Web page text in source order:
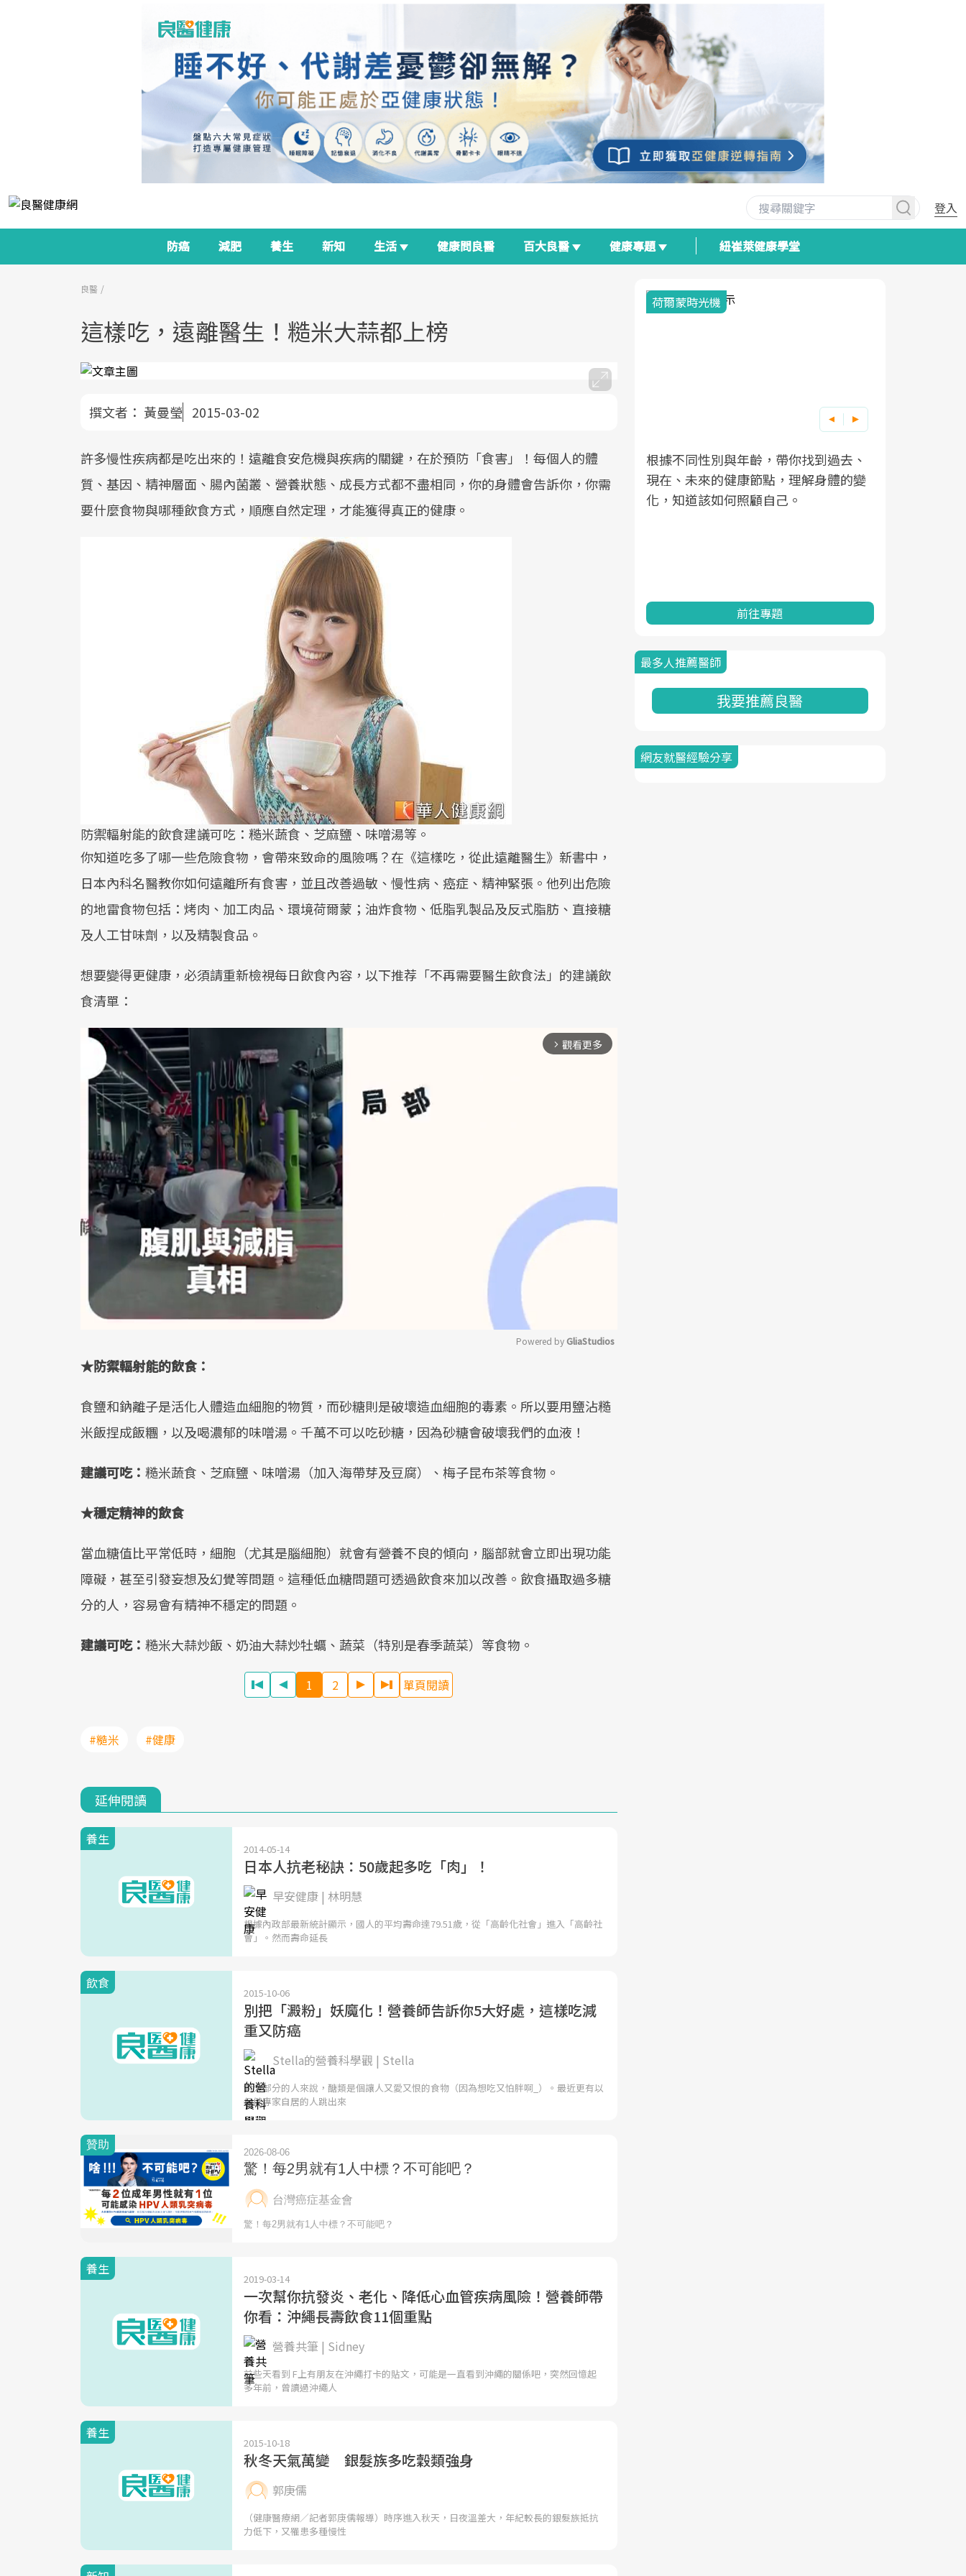
登入
防癌 減肥 養生 新知 生活 健康問良醫 百大良醫 健康專題 紐崔萊健康學堂
良醫
這樣吃，遠離醫生！糙米大蒜都上榜
撰文者： 黃曼瑩 2015-03-02
許多慢性疾病都是吃出來的！遠離食安危機與疾病的關鍵，在於預防「食害」！每個人的體
質、基因、精神層面、腸內菌叢、營養狀態、成長方式都不盡相同，你的身體會告訴你，你需
要什麼食物與哪種飲食方式，順應自然定理，才能獲得真正的健康。
防禦輻射能的飲食建議可吃：糙米蔬食、芝麻鹽、味噌湯等。
你知道吃多了哪一些危險食物，會帶來致命的風險嗎？在《這樣吃，從此遠離醫生》新書中，
日本內科名醫教你如何遠離所有食害，並且改善過敏、慢性病、癌症、精神緊張。他列出危險
的地雷食物包括：烤肉、加工肉品、環境荷爾蒙；油炸食物、低脂乳製品及反式脂肪、直接糖
及人工甘味劑，以及精製食品。
想要變得更健康，必須請重新檢視每日飲食內容，以下推荐「不再需要醫生飲食法」的建議飲
食清單：
arrow_forward_ios 觀看更多
Powered by GliaStudios
★防禦輻射能的飲食：
食鹽和鈉離子是活化人體造血細胞的物質，而砂糖則是破壞造血細胞的毒素。所以要用鹽沾糙
米飯捏成飯糰，以及喝濃郁的味噌湯。千萬不可以吃砂糖，因為砂糖會破壞我們的血液！
建議可吃： 糙米蔬食、芝麻鹽、味噌湯（加入海帶芽及豆腐）、梅子昆布茶等食物。
★穩定精神的飲食
當血糖值比平常低時，細胞（尤其是腦細胞）就會有營養不良的傾向，腦部就會立即出現功能
障礙，甚至引發妄想及幻覺等問題。這種低血糖問題可透過飲食來加以改善。飲食攝取過多糖
分的人，容易會有精神不穩定的問題。
建議可吃： 糙米大蒜炒飯、奶油大蒜炒牡蠣、蔬菜（特別是春季蔬菜）等食物。
1 2 單頁閱讀
#糙米 #健康
延伸閱讀
養生
2014-05-14
日本人抗老秘訣：50歲起多吃「肉」！
早安健康 | 林明慧
根據內政部最新統計顯示，國人的平均壽命達79.51歲，從「高齡化社會」進入「高齡社
會」。然而壽命延長
飲食
2015-10-06
別把「澱粉」妖魔化！營養師告訴你5大好處，這樣吃減
重又防癌
Stella的營養科學觀 | Stella
對大部分的人來說，醣類是個讓人又愛又恨的食物（因為想吃又怕胖啊_）。最近更有以
保健專家自居的人跳出來
養生
2019-03-14
一次幫你抗發炎、老化、降低心血管疾病風險！營養師帶
你看：沖繩長壽飲食11個重點
營養共筆 | Sidney
前些天看到 F上有朋友在沖繩打卡的貼文，可能是一直看到沖繩的關係吧，突然回憶起
多年前，曾讀過沖繩人
養生
2015-10-18
秋冬天氣萬變 銀髮族多吃穀類強身
郭庚儒
（健康醫療網／記者郭庚儒報導）時序進入秋天，日夜溫差大，年紀較長的銀髮族抵抗
力低下，又罹患多種慢性
面對超高齡社會的浪潮，台灣正在快速
邁向「健康照護」的新時代。隨著國家
政策如「健康台灣推動委員會」與「長
照3.0」的推進，「預防醫學」已成全民
2025年，就到良醫生活祭體驗「一站式
健康新生活」，從講座、體驗到運動，
全面啟動你的健康革命！
良醫健康網從「換季的身體變化」出
發，透過醫學觀點與日常感受的對話，
建立對亞健康的認知，進而引導實際的
改善行動。
荷爾蒙時光機
根據不同性別與年齡，帶你找到過去、
現在、未來的健康節點，理解身體的變
化，知道該如何照顧自己。
前往專題
最多人推薦醫師
我要推薦良醫
網友就醫經驗分享